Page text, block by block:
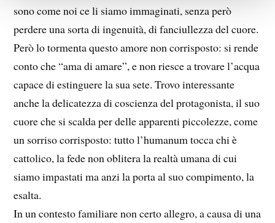
sono come noi ce li siamo immaginati, senza però
perdere una sorta di ingenuità, di fanciullezza del cuore.
Però lo tormenta questo amore non corrisposto: si rende
conto che “ama di amare”, e non riesce a trovare l’acqua
capace di estinguere la sua sete. Trovo interessante
anche la delicatezza di coscienza del protagonista, il suo
cuore che si scalda per delle apparenti piccolezze, come
un sorriso corrisposto: tutto l’humanum tocca chi è
cattolico, la fede non oblitera la realtà umana di cui
siamo impastati ma anzi la porta al suo compimento, la
esalta.
In un contesto familiare non certo allegro, a causa di una